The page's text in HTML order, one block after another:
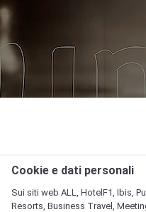
Cookie e dati personali
Sui siti web ALL, HotelF1, Ibis,
Resorts, Business Travel,